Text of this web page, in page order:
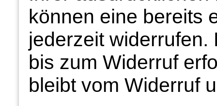
können eine bereits
jederzeit
bis zum Widerruf
bleibt vom Widerruf